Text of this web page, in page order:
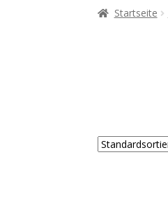
Startseite